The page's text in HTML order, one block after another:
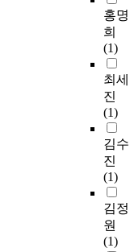
홍명
희
(1)
최세
진
(1)
김수
진
(1)
김정
원
(1)